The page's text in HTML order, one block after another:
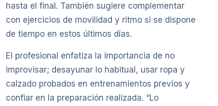
hasta el final. También sugiere complementar
con ejercicios de movilidad y ritmo si se dispone
de tiempo en estos últimos días.
El profesional enfatiza la importancia de no
improvisar; desayunar lo habitual, usar ropa y
calzado probados en entrenamientos previos y
confiar en la preparación realizada. “Lo